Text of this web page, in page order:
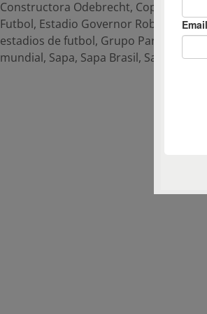
Constructora Odebrecht, Copa Mundial
Futbol, Estadio Governor Roberto
estadios de futbol, Grupo París
mundial, Sapa, Sapa Brasil, Sapa Group